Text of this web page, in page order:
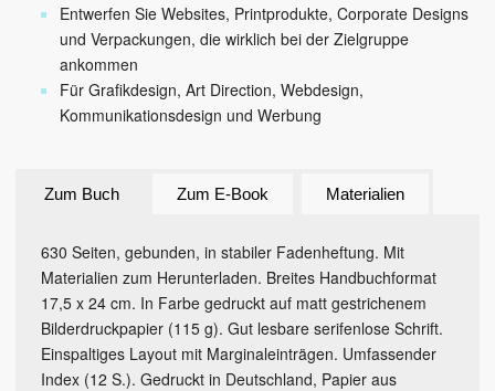
Entwerfen Sie Websites, Printprodukte, Corporate Designs
und Verpackungen, die wirklich bei der Zielgruppe
ankommen
Für Grafikdesign, Art Direction, Webdesign,
Kommunikationsdesign und Werbung
Zum Buch Zum E-Book Materialien
630 Seiten, gebunden, in stabiler Fadenheftung. Mit
Materialien zum Herunterladen. Breites Handbuchformat
17,5 x 24 cm. In Farbe gedruckt auf matt gestrichenem
Bilderdruckpapier (115 g). Gut lesbare serifenlose Schrift.
Einspaltiges Layout mit Marginaleinträgen. Umfassender
Index (12 S.). Gedruckt in Deutschland, Papier aus